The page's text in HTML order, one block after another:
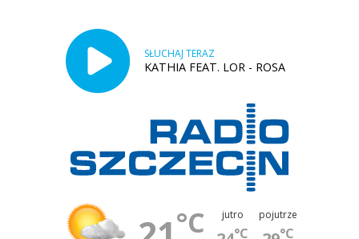
SŁUCHAJ TERAZ
KATHIA FEAT. LOR - ROSA
°C jutro
°C
pojutrze
°C